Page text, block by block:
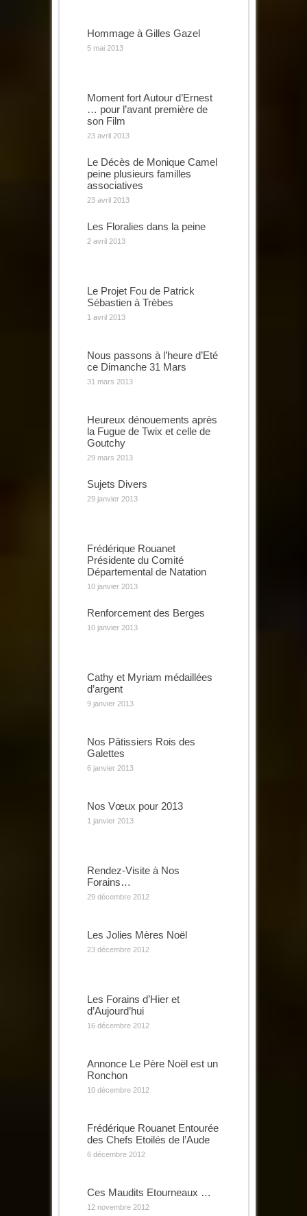
Hommage à Gilles Gazel
5 mai 2013
Moment fort Autour d’Ernest
… pour l’avant première de
son Film
23 avril 2013
Le Décès de Monique Camel
peine plusieurs familles
associatives
23 avril 2013
Les Floralies dans la peine
2 avril 2013
Le Projet Fou de Patrick
Sébastien à Trèbes
1 avril 2013
Nous passons à l’heure d’Eté
ce Dimanche 31 Mars
31 mars 2013
Heureux dénouements après
la Fugue de Twix et celle de
Goutchy
29 mars 2013
Sujets Divers
29 janvier 2013
Frédérique Rouanet
Présidente du Comité
Départemental de Natation
10 janvier 2013
Renforcement des Berges
10 janvier 2013
Cathy et Myriam médaillées
d’argent
9 janvier 2013
Nos Pâtissiers Rois des
Galettes
6 janvier 2013
Nos Vœux pour 2013
1 janvier 2013
Rendez-Visite à Nos
Forains…
29 décembre 2012
Les Jolies Mères Noël
23 décembre 2012
Les Forains d’Hier et
d’Aujourd’hui
16 décembre 2012
Annonce Le Père Noël est un
Ronchon
10 décembre 2012
Frédérique Rouanet Entourée
des Chefs Etoilés de l’Aude
6 décembre 2012
Ces Maudits Etourneaux …
12 novembre 2012